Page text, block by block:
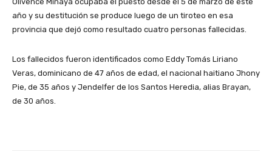
año y su destitución se produce luego de un tiroteo en esa
provincia que dejó como resultado cuatro personas fallecidas.
Los fallecidos fueron identificados como Eddy Tomás Liriano
Veras, dominicano de 47 años de edad, el nacional haitiano Jhony
Pie, de 35 años y Jendelfer de los Santos Heredia, alias Brayan,
de 30 años.